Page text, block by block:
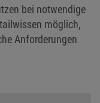
bei notwendige
möglich,
Anforderungen